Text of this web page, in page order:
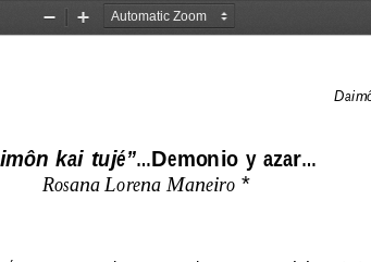
Zoom
Zoom
kai tujé”...Demonio y azar...
Rosana Lorena Maneiro *